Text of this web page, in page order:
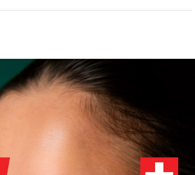
4 go
or gym bag
护肤
cleansers & balm
设备
facelift devices
3 go
red light therapy
& hydration
4 baby
0-3
Teeth Whitening Set
+ sonic device & 18% PAP gel
clinical anti-aging
103
clinical anti-aging set
neck & décolleté LED mask
301
strengthening scalp massager
Scalp Serum
probiotic serum
501
Red Light Therapy
502
Red Light Therapy
预计送达日期
预计送达日期8/9/26
预计送达日期8/9/26